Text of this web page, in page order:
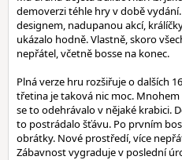
demoverzi téhle hry v době
designem, nadupanou akcí,
ukázalo hodně. Vlastně, skoro
nepřátel, včetně bosse na konec.
Plná verze hru rozšiřuje o dalších
třetina je taková nic moc.
se to odehrávalo v nějaké krabici.
to postrádalo šťávu. Po prvním
obrátky. Nové prostředí, více
Zábavnost vygraduje v poslední